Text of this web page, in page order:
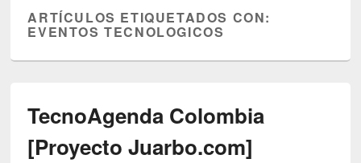
ARTÍCULOS ETIQUETADOS CON:
EVENTOS TECNOLOGICOS
TecnoAgenda Colombia
[Proyecto Juarbo.com]